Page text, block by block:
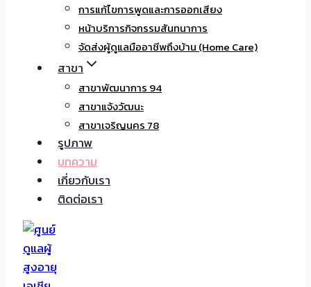
การแก้ไขการพูดและการออกเสียง
หน้าบริการกิจกรรมสันทนาการ
จัดส่งผู้ดูแลมืออาชีพถึงบ้าน (Home Care)
สาขา
สาขาพัฒนาการ 94
สาขาแจ้งวัฒนะ
สาขาเจริญนคร 78
รูปภาพ
บทความ
เกี่ยวกับเรา
ติดต่อเรา